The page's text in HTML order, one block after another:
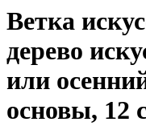
Ветка
дерево
или
основы, 12